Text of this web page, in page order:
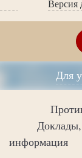
Версия
Для
Доклады,
информация